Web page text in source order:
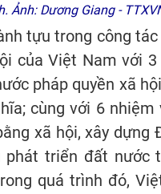
Ảnh: Dương Giang -
tựu trong công
của Việt Nam với
pháp quyền xã
cùng với 6
xã hội, xây
triển đất nước
quá trình đó,